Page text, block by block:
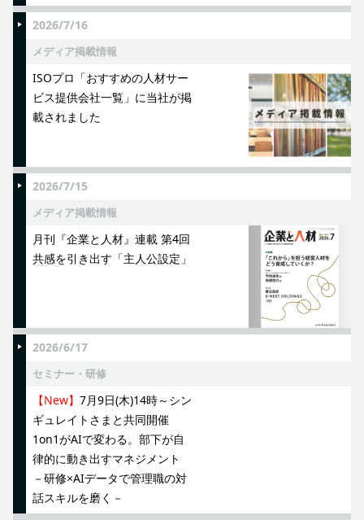
2026/7/16
メディア掲載情報
ISOプロ「おすすめの人材サー
ビス提供会社一覧」に当社が掲
載されました
2026/7/15
メディア掲載情報
月刊『企業と人材』連載 第4回
共感を引き出す「主人公設定」
2026/6/17
セミナー・研修
【New】 7月9日(木)14時～シン
ギュレイトさまと共同開催
1on1がAIで変わる。部下が自
律的に動き出すマネジメント
－研修×AIデータで管理職の対
話スキルを磨く－